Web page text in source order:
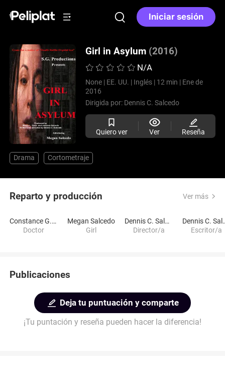
Iniciar sesión
Girl in Asylum (2016)
N/A
None | EE. UU. | Inglés | 12 min | Ene de
2016
Dirigida por: Dennis C. Salcedo
Quiero ver Ver Reseña
Drama Cortometraje
Reparto y producción Ver más
Constance G. Salcedo
Doctor
Megan Salcedo
Girl
Dennis C. Salcedo
Director/a
Escritor/a
Publicaciones
Deja tu puntuación y comparte
¡Tu puntación y reseña pueden hacer la diferencia!